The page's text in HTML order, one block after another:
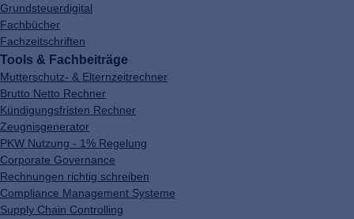
Grundsteuerdigital
Fachbücher
Fachzeitschriften
Tools & Fachbeiträge
Mutterschutz- & Elternzeitrechner
Brutto Netto Rechner
Kündigungsfristen Rechner
Zeugnisgenerator
PKW Nutzung - 1% Regelung
Corporate Governance
Rechnungen richtig schreiben
Compliance Management Systeme
Supply Chain Controlling